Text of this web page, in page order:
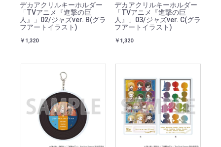
デカアクリルキーホルダー
「TVアニメ『進撃の巨
人』」02/ジャズver. B(グラ
フアートイラスト)
￥1,320
デカアクリルキーホルダー
「TVアニメ『進撃の巨
人』」03/ジャズver. C(グラ
フアートイラスト)
￥1,320